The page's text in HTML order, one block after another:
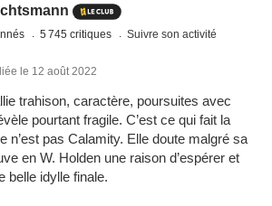
5 745 critiques Suivre son activité
le 12 août 2022
trahison, caractère, poursuites avec
pourtant fragile. C’est ce qui fait la
n’est pas Calamity. Elle doute malgré sa
en W. Holden une raison d’espérer et
belle idylle finale.